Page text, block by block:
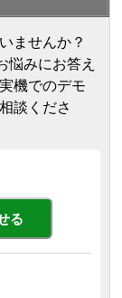
ませんか？
悩みにお答え
機でのデモ
談くださ
る